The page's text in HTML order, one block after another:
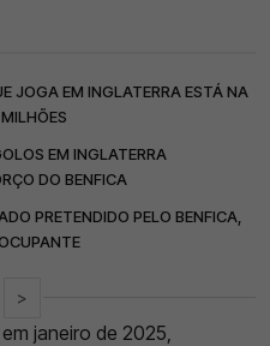
JOGA EM INGLATERRA ESTÁ NA
EM INGLATERRA
DO BENFICA
PRETENDIDO PELO BENFICA,
>
janeiro de 2025,